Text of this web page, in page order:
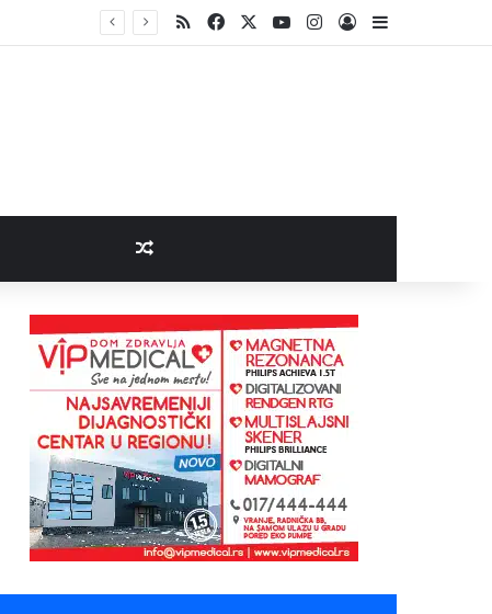
RSSFacebookYouTubeInstagram
Log InSidebar
Random Article